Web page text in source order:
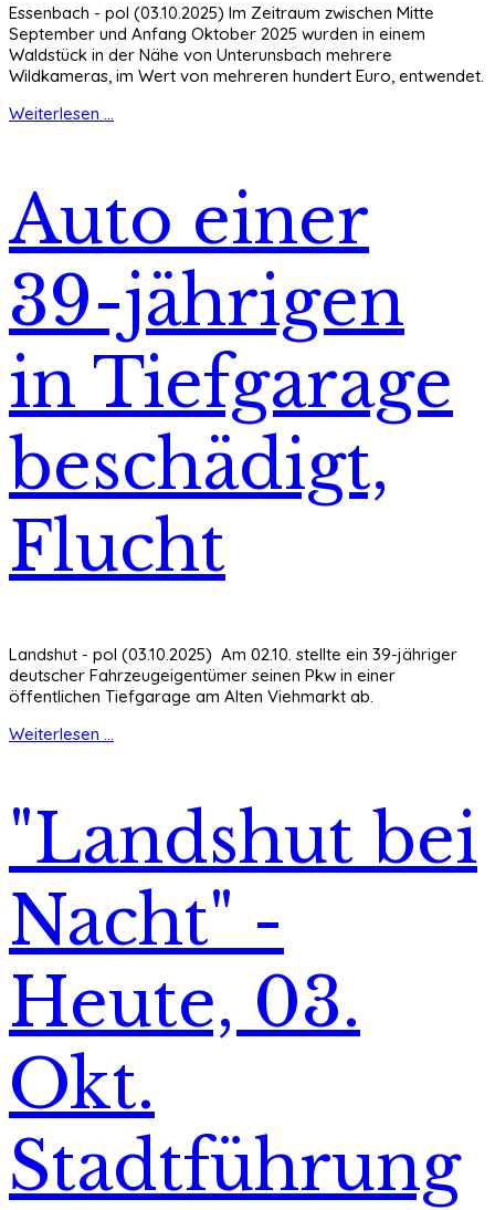
Essenbach - pol (03.10.2025) Im Zeitraum zwischen Mitte
September und Anfang Oktober 2025 wurden in einem
Waldstück in der Nähe von Unterunsbach mehrere
Wildkameras, im Wert von mehreren hundert Euro, entwendet.
Weiterlesen ...
Auto einer
39-jährigen
in Tiefgarage
beschädigt,
Flucht
Landshut - pol (03.10.2025) Am 02.10. stellte ein 39-jähriger
deutscher Fahrzeugeigentümer seinen Pkw in einer
öffentlichen Tiefgarage am Alten Viehmarkt ab.
Weiterlesen ...
"Landshut bei
Nacht" -
Heute, 03.
Okt.
Stadtführung